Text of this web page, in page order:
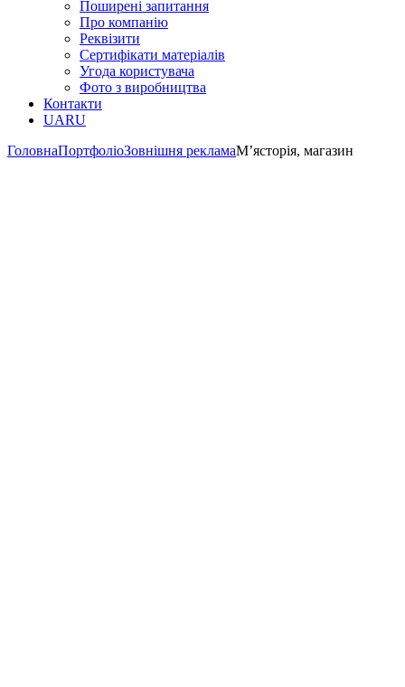
Поширені запитання
Про компанію
Реквізити
Сертифікати матеріалів
Угода користувача
Фото з виробництва
Контакти
UARU
ГоловнаПортфоліоЗовнішня рекламаМ’ясторія, магазин